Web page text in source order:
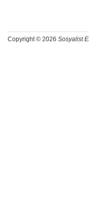
Copyright © 2026 Sosyalist